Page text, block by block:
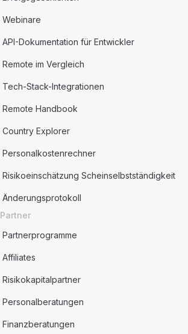
Webinare
API-Dokumentation für Entwickler
Remote im Vergleich
Tech-Stack-Integrationen
Remote Handbook
Country Explorer
Personalkostenrechner
Risikoeinschätzung Scheinselbstständigkeit
Änderungsprotokoll
Partner
Partnerprogramme
Affiliates
Risikokapitalpartner
Personalberatungen
Finanzberatungen